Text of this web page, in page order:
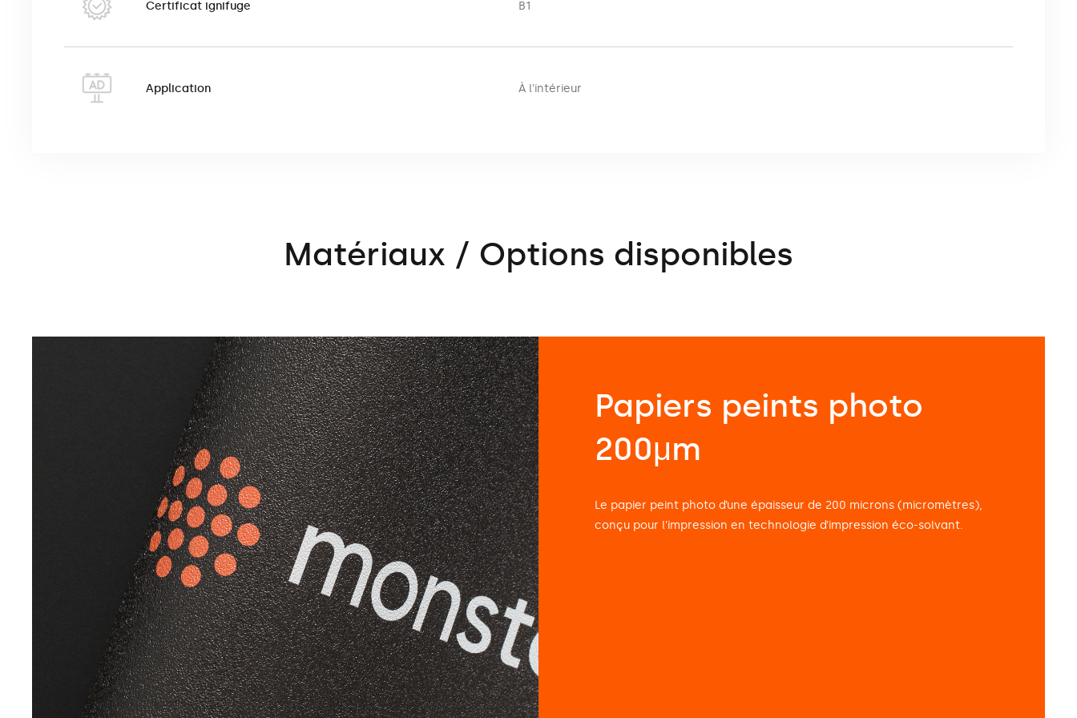
Certificat ignifuge B1
Application À l'intérieur
Matériaux / Options disponibles
Papiers peints photo
200μm
Le papier peint photo d’une épaisseur de 200 microns (micromètres),
conçu pour l’impression en technologie d’impression éco-solvant.